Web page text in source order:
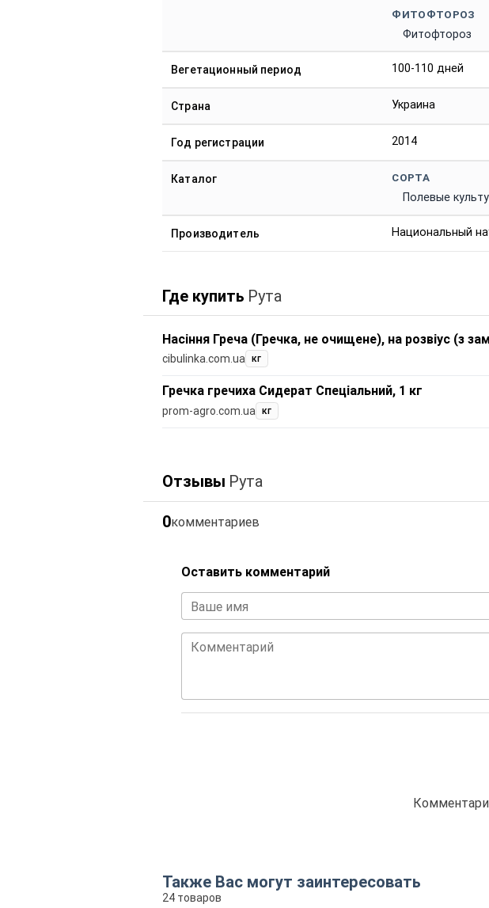
ФИТОФТОРОЗ
Фитофтороз
Вегетационный период 100-110 дней
Страна Украина
Год регистрации 2014
Каталог СОРТА
Полевые
Производитель Национальный
Где купить Рута
Насіння Греча (Гречка, не очищене), на розвіус (з
cibulinka.com.ua кг
Гречка гречиха Сидерат Спеціальний, 1 кг
prom-agro.com.ua кг
Отзывы Рута
0комментариев
Оставить комментарий
Ваше имя
Комментарий
Также Вас могут заинтересовать
24 товаров